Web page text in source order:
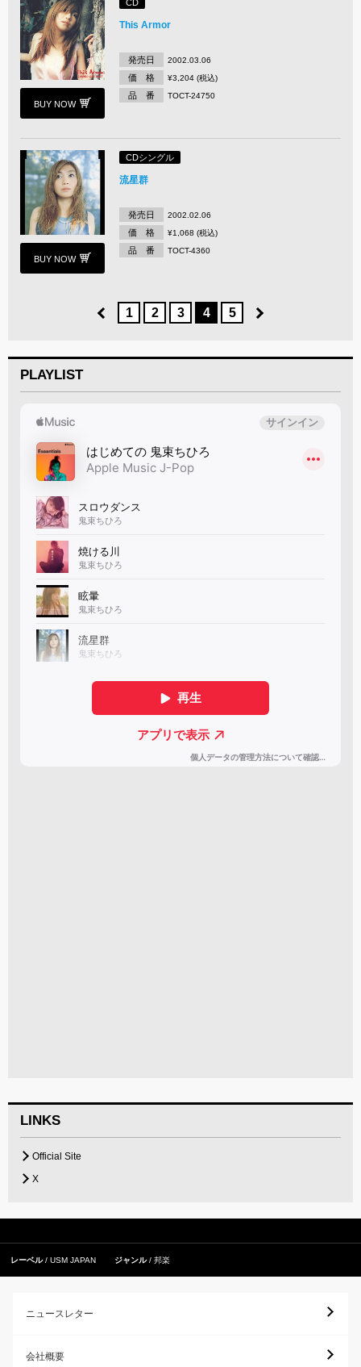
BUY NOW
CD
This Armor
発売日 2002.03.06
価 格 ¥3,204 (税込)
品 番 TOCT-24750
BUY NOW
CDシングル
流星群
発売日 2002.02.06
価 格 ¥1,068 (税込)
品 番 TOCT-4360
1 2 3 4 5
PLAYLIST
LINKS
Official Site
X
レーベル USM JAPAN ジャンル 邦楽
ニュースレター
会社概要